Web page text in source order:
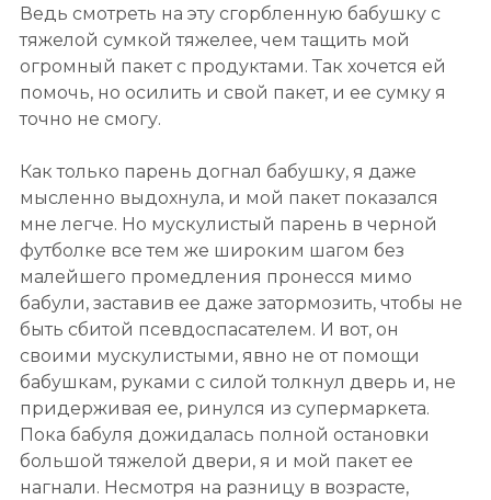
Ведь смотреть на эту сгорбленную бабушку с
тяжелой сумкой тяжелее, чем тащить мой
огромный пакет с продуктами. Так хочется ей
помочь, но осилить и свой пакет, и ее сумку я
точно не смогу.
Как только парень догнал бабушку, я даже
мысленно выдохнула, и мой пакет показался
мне легче. Но мускулистый парень в черной
футболке все тем же широким шагом без
малейшего промедления пронесся мимо
бабули, заставив ее даже затормозить, чтобы не
быть сбитой псевдоспасателем. И вот, он
своими мускулистыми, явно не от помощи
бабушкам, руками с силой толкнул дверь и, не
придерживая ее, ринулся из супермаркета.
Пока бабуля дожидалась полной остановки
большой тяжелой двери, я и мой пакет ее
нагнали. Несмотря на разницу в возрасте,